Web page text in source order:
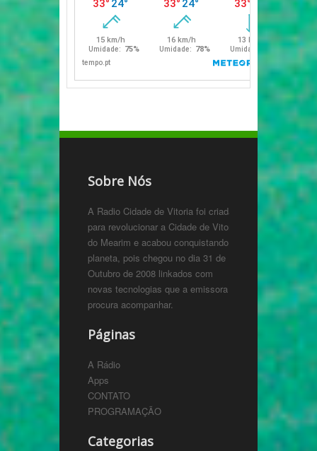
Sobre Nós
A Radio Cidade de Vitoria foi criada
para revolucionar a Cidade de Vitoria
do Mearim e acabou conquistando o
planeta, pois chegou no dia 31 de
Outubro de 2008 linkados com
novas tecnologias que a emissora
procura acompanhar.
Páginas
A Rádio
Apps
CONTATO
PROGRAMAÇÃO
Categorias